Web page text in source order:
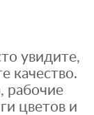
увидите,
качество.
рабочие
цветов и